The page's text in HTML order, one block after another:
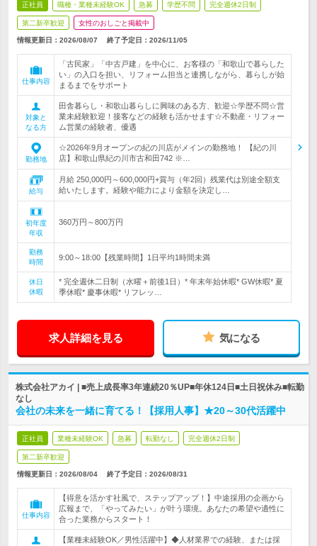
正社員 職種・業種未経験OK 急募 学歴不問 完全週休2日制
第二新卒歓迎 女性のおしごと掲載中
情報更新日：2026/08/07 終了予定日： 2026/11/05
仕事内容
「古民家」「中古戸建」を中心に、お客様の「和歌山で暮らした
い」の入口を担い、リフォーム担当と連携しながら、暮らしが始
まるまでをサポート
対象と
なる方
田舎暮らし・和歌山暮らしに興味のある方、歓迎☆学歴不問☆営
業未経験歓迎！接客などの経験も活かせます☆不動産・リフォー
ム営業の経験者、優遇
勤務地
☆2026年9月オープンの紀の川店がメインの勤務地！ 【紀の川
店】和歌山県紀の川市古和田742 ※…
給与
月給 250,000円～600,000円+賞与（年2回）残業代は別途全額支
給いたします。経験や能力により金額を決定し…
初年度
年収
360万円～800万円
勤務
時間
9:00～18:00【残業時間】1日平均1時間未満
休日
休暇
* 完全週休二日制（水曜＋前後1日）* 年末年始休暇* GW休暇* 夏
季休暇* 慶事休暇* リフレッ…
求人詳細を見る 気になる
株式会社アカイ | ■売上成長率3年連続20％UP■年休124日■土日祝休み■転勤
なし
会社の未来を一緒に育てる！【採用人事】★20～30代活躍中
正社員 業種未経験OK 急募 転勤なし 完全週休2日制
第二新卒歓迎
情報更新日：2026/08/04 終了予定日： 2026/08/31
仕事内容
【得意を活かす社風で、ステップアップ！】中途採用の企画から
広報まで、「やってみたい」が叶う環境。あなたの希望や適性に
合った業務からスタート！
【業種未経験OK／男性活躍中】◆人材業界での経験、または採